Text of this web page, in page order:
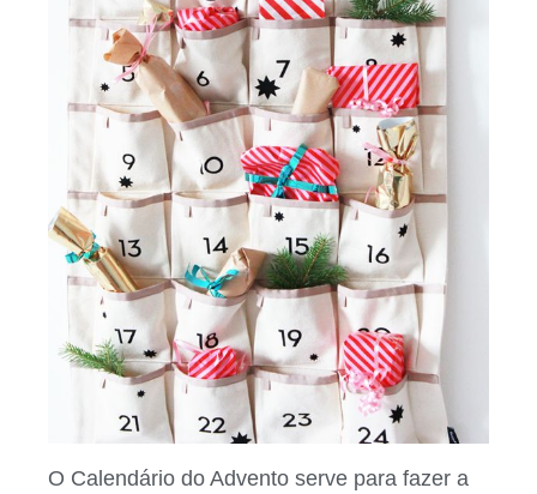
O Calendário do Advento serve para fazer a